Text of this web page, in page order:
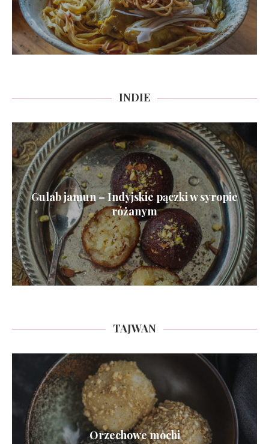
INDIE
Gulab jamun – Indyjskie pączki w syropie
różanym
TAJWAN
Orzechowe mochi